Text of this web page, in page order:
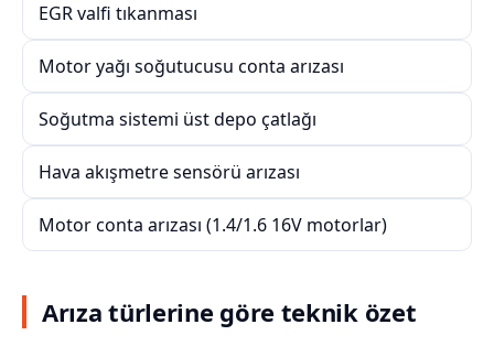
EGR valfi tıkanması
Motor yağı soğutucusu conta arızası
Soğutma sistemi üst depo çatlağı
Hava akışmetre sensörü arızası
Motor conta arızası (1.4/1.6 16V motorlar)
Arıza türlerine göre teknik özet